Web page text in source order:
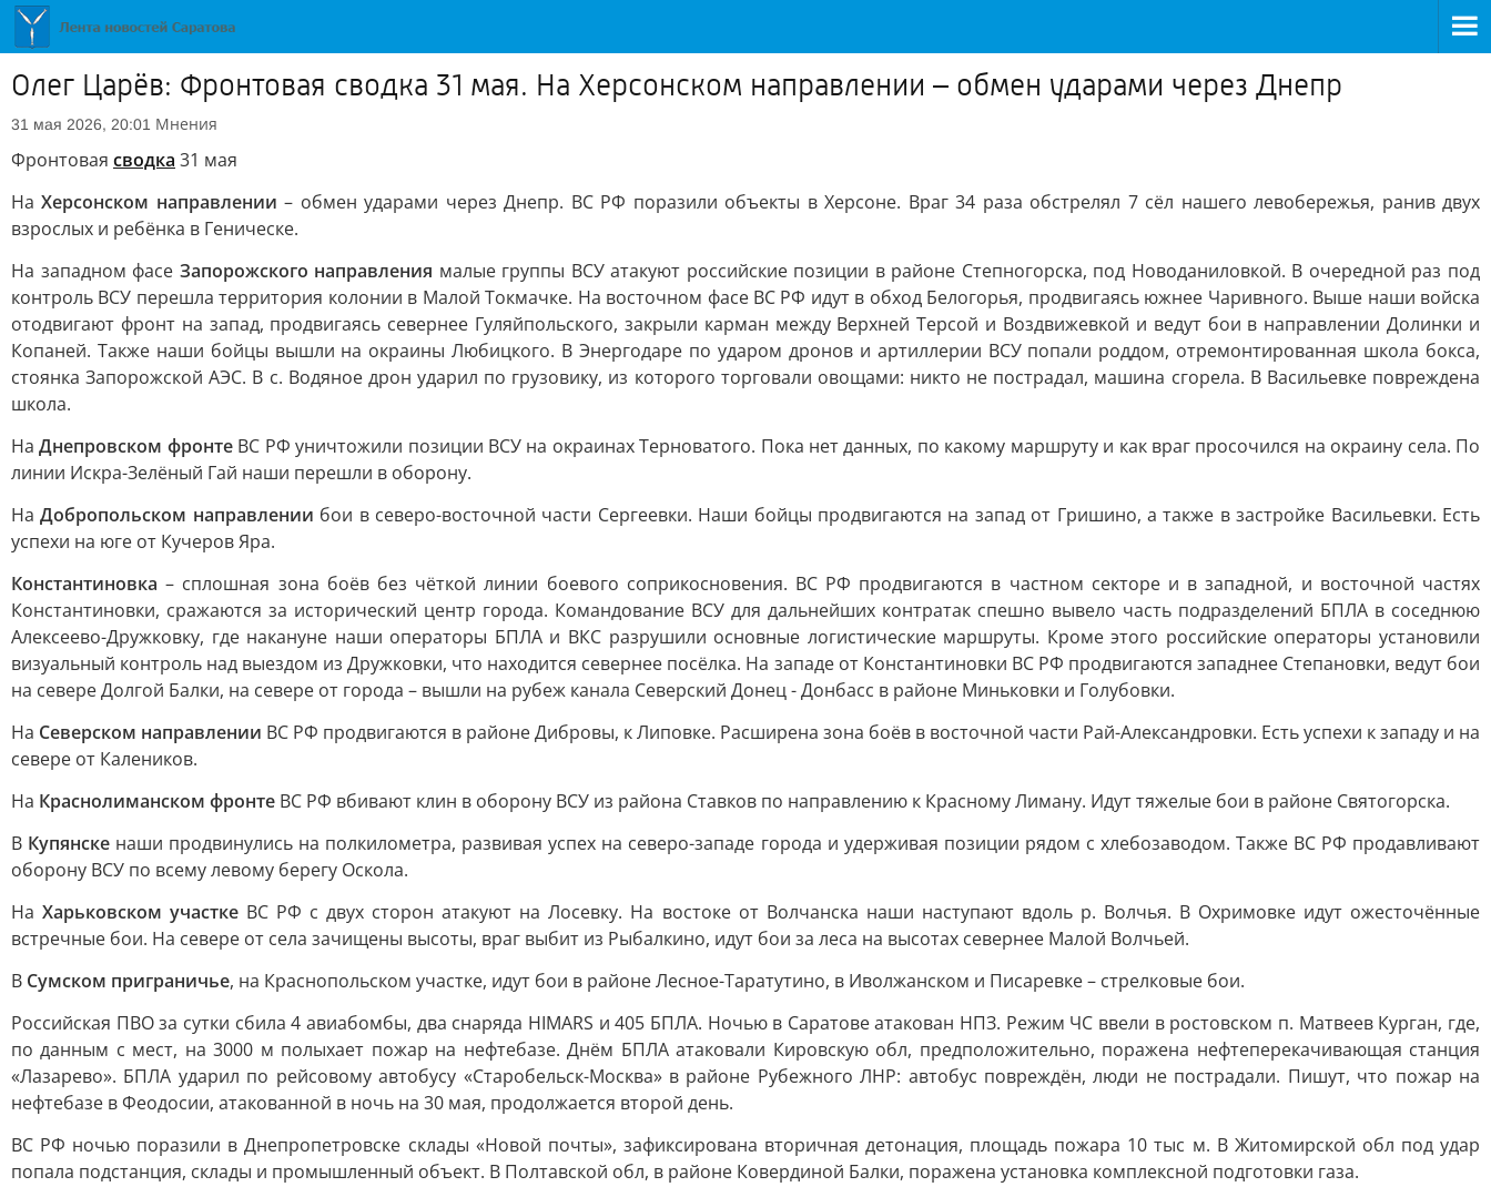
Олег Царёв: Фронтовая сводка 31 мая. На Херсонском направлении – обмен ударами через Днепр
31 мая 2026, 20:01 Мнения
Фронтовая сводка 31 мая
НаХерсонском направлении – обмен ударами через Днепр. ВС РФ поразили объекты в Херсоне. Враг 34 раза обстрелял 7 сёл нашего левобережья, ранив двух
взрослых и ребёнка в Геническе.
На западном фасе Запорожского направления малые группы ВСУ атакуют российские позиции в районе Степногорска, под Новоданиловкой. В очередной раз под
контроль ВСУ перешла территория колонии в Малой Токмачке. На восточном фасе ВС РФ идут в обход Белогорья, продвигаясь южнее Чаривного. Выше наши войска
отодвигают фронт на запад, продвигаясь севернее Гуляйпольского, закрыли карман между Верхней Терсой и Воздвижевкой и ведут бои в направлении Долинки и
Копаней. Также наши бойцы вышли на окраины Любицкого. В Энергодаре по ударом дронов и артиллерии ВСУ попали роддом, отремонтированная школа бокса,
стоянка Запорожской АЭС. В с. Водяное дрон ударил по грузовику, из которого торговали овощами: никто не пострадал, машина сгорела. В Васильевке повреждена
школа.
НаДнепровском фронтеВС РФ уничтожили позиции ВСУ на окраинах Терноватого. Пока нет данных, по какому маршруту и как враг просочился на окраину села. По
линии Искра-Зелёный Гай наши перешли в оборону.
НаДобропольском направлении бои в северо-восточной части Сергеевки. Наши бойцы продвигаются на запад от Гришино, а также в застройке Васильевки. Есть
успехи на юге от Кучеров Яра.
Константиновка – сплошная зона боёв без чёткой линии боевого соприкосновения. ВС РФ продвигаются в частном секторе и в западной, и восточной частях
Константиновки, сражаются за исторический центр города. Командование ВСУ для дальнейших контратак спешно вывело часть подразделений БПЛА в соседнюю
Алексеево-Дружковку, где накануне наши операторы БПЛА и ВКС разрушили основные логистические маршруты. Кроме этого российские операторы установили
визуальный контроль над выездом из Дружковки, что находится севернее посёлка. На западе от Константиновки ВС РФ продвигаются западнее Степановки, ведут бои
на севере Долгой Балки, на севере от города – вышли на рубеж канала Северский Донец - Донбасс в районе Миньковки и Голубовки.
На Северском направлении ВС РФ продвигаются в районе Дибровы, к Липовке. Расширена зона боёв в восточной части Рай-Александровки. Есть успехи к западу и на
севере от Калеников.
На Краснолиманском фронте ВС РФ вбивают клин в оборону ВСУ из района Ставков по направлению к Красному Лиману. Идут тяжелые бои в районе Святогорска.
В Купянске наши продвинулись на полкилометра, развивая успех на северо-западе города и удерживая позиции рядом с хлебозаводом. Также ВС РФ продавливают
оборону ВСУ по всему левому берегу Оскола.
На Харьковском участке ВС РФ с двух сторон атакуют на Лосевку. На востоке от Волчанска наши наступают вдоль р. Волчья. В Охримовке идут ожесточённые
встречные бои. На севере от села зачищены высоты, враг выбит из Рыбалкино, идут бои за леса на высотах севернее Малой Волчьей.
В Сумском приграничье, на Краснопольском участке, идут бои в районе Лесное-Таратутино, в Иволжанском и Писаревке – стрелковые бои.
Российская ПВО за сутки сбила 4 авиабомбы, два снаряда HIMARS и 405 БПЛА. Ночью в Саратове атакован НПЗ. Режим ЧС ввели в ростовском п. Матвеев Курган, где,
по данным с мест, на 3000 м полыхает пожар на нефтебазе. Днём БПЛА атаковали Кировскую обл, предположительно, поражена нефтеперекачивающая станция
«Лазарево». БПЛА ударил по рейсовому автобусу «Старобельск-Москва» в районе Рубежного ЛНР: автобус повреждён, люди не пострадали. Пишут, что пожар на
нефтебазе в Феодосии, атакованной в ночь на 30 мая, продолжается второй день.
ВС РФ ночью поразили в Днепропетровске склады «Новой почты», зафиксирована вторичная детонация, площадь пожара 10 тыс м. В Житомирской обл под удар
попала подстанция, склады и промышленный объект. В Полтавской обл, в районе Ковердиной Балки, поражена установка комплексной подготовки газа.